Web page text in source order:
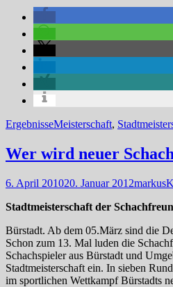
Kategorien
ErgebnisseSchlagworte
Meisterschaft,
Wer wird neuer
Veröffentlicht
6. April 201020. Januar 2012Autor
markus
Stadtmeisterschaft der
Bürstadt. Ab dem 05.März sind die
Schon zum 13. Mal luden die
Schachspieler aus Bürstadt und
Stadtmeisterschaft ein. In sieben
im sportlichen Wettkampf Bürstadts